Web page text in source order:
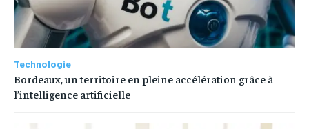
Technologie
Bordeaux, un territoire en pleine accélération grâce à
l’intelligence artificielle